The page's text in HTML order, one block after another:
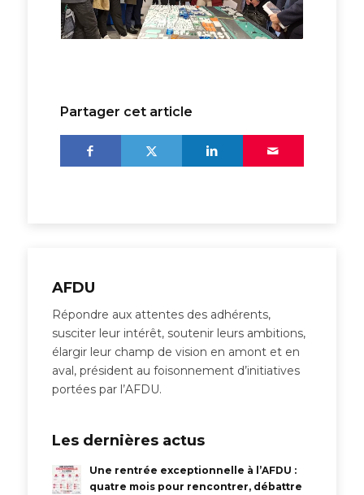
Partager cet article
AFDU
Répondre aux attentes des adhérents,
susciter leur intérêt, soutenir leurs ambitions,
élargir leur champ de vision en amont et en
aval, président au foisonnement d’initiatives
portées par l’AFDU.
Les dernières actus
Une rentrée exceptionnelle à l’AFDU :
quatre mois pour rencontrer, débattre